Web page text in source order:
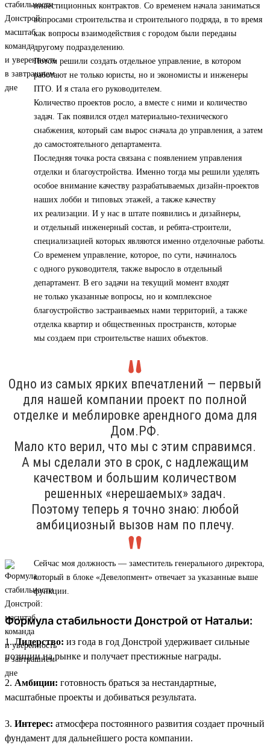
инвестиционных контрактов. Со временем начала заниматься
вопросами строительства и строительного подряда, в то время
как вопросы взаимодействия с городом были переданы
другому подразделению.
Потом решили создать отдельное управление, в котором
работают не только юристы, но и экономисты и инженеры
ПТО. И я стала его руководителем.
Количество проектов росло, а вместе с ними и количество
задач. Так появился отдел материально-технического
снабжения, который сам вырос сначала до управления, а затем
до самостоятельного департамента.
Последняя точка роста связана с появлением управления
отделки и благоустройства. Именно тогда мы решили уделять
особое внимание качеству разрабатываемых дизайн-проектов
наших лобби и типовых этажей, а также качеству
их реализации. И у нас в штате появились и дизайнеры,
и отдельный инженерный состав, и ребята-строители,
специализацией которых являются именно отделочные работы.
Со временем управление, которое, по сути, начиналось
с одного руководителя, также выросло в отдельный
департамент. В его задачи на текущий момент входят
не только указанные вопросы, но и комплексное
благоустройство застраиваемых нами территорий, а также
отделка квартир и общественных пространств, которые
мы создаем при строительстве наших объектов.
Одно из самых ярких впечатлений — первый
для нашей компании проект по полной
отделке и меблировке арендного дома для
Дом.РФ.
Мало кто верил, что мы с этим справимся.
А мы сделали это в срок, с надлежащим
качеством и большим количеством
решенных «нерешаемых» задач.
Поэтому теперь я точно знаю: любой
амбициозный вызов нам по плечу.
Сейчас моя должность — заместитель генерального директора,
который в блоке «Девелопмент» отвечает за указанные выше
функции.
Формула стабильности Донстрой от Натальи:
1.Лидерство: из года в год Донстрой удерживает сильные
позиции на рынке и получает престижные награды.
2. Амбиции: готовность браться за нестандартные,
масштабные проекты и добиваться результата.
3. Интерес: атмосфера постоянного развития создает прочный
фундамент для дальнейшего роста компании.